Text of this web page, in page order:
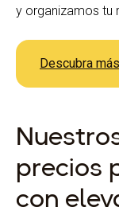
y organizamos tu
Descubra más
precios
con